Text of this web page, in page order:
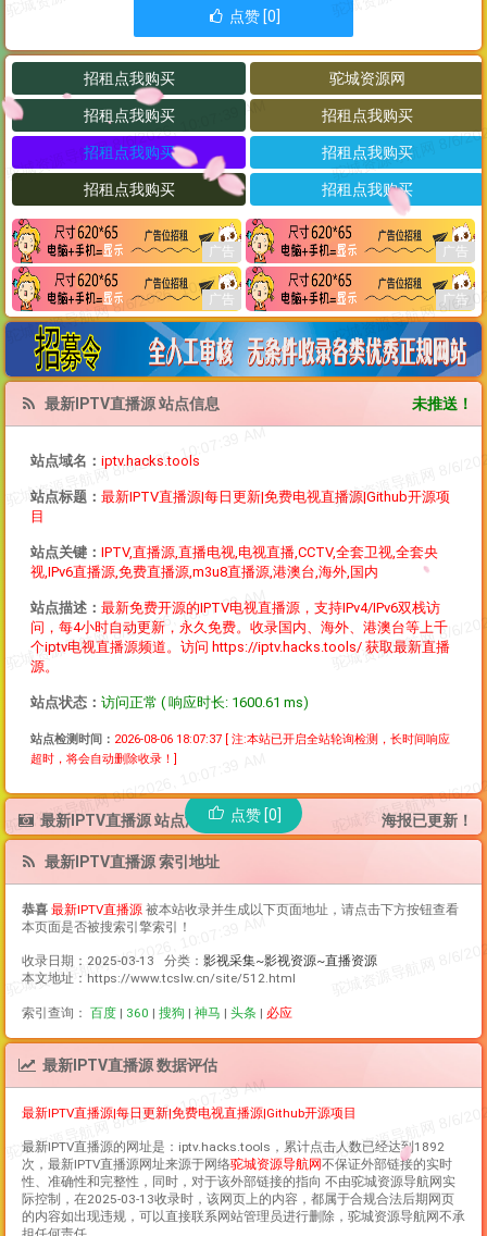
点赞 [0]
最新IPTV直播源 站点信息 未推送！
站点域名： iptv.hacks.tools
站点标题： 最新IPTV直播源|每日更新|免费电视直播源|Github开源项
目
站点关键： IPTV,直播源,直播电视,电视直播,CCTV,全套卫视,全套央
视,IPv6直播源,免费直播源,m3u8直播源,港澳台,海外,国内
站点描述： 最新免费开源的IPTV电视直播源，支持IPv4/IPv6双栈访
问，每4小时自动更新，永久免费。收录国内、海外、港澳台等上千
个iptv电视直播源频道。访问 https://iptv.hacks.tools/ 获取最新直播
源。
站点状态： 访问正常 ( 响应时长: 1600.61 ms)
站点检测时间： 2026-08-06 18:07:37 [ 注:本站已开启全站轮询检测，长时间响应
超时，将会自动删除收录！]
最新IPTV直播源 站点海报 海报已更新！
点赞 [0]
最新IPTV直播源 索引地址
恭喜 最新IPTV直播源 被本站收录并生成以下页面地址，请点击下方按钮查看
本页面是否被搜索引擎索引！
收录日期：2025-03-13 分类： 影视采集~影视资源~直播资源
本文地址：https://www.tcslw.cn/site/512.html
索引查询： 百度 | 360 | 搜狗 | 神马 | 头条 | 必应
最新IPTV直播源 数据评估
最新IPTV直播源|每日更新|免费电视直播源|Github开源项目
最新IPTV直播源的网址是：iptv.hacks.tools，累计点击人数已经达到1892
次， 最新IPTV直播源网址来源于网络驼城资源导航网不保证外部链接的实时
性、准确性和完整性，同时，对于该外部链接的指向 不由驼城资源导航网实
际控制，在2025-03-13收录时，该网页上的内容，都属于合规合法后期网页
的内容如出现违规，可以直接联系网站管理员进行删除，驼城资源导航网不承